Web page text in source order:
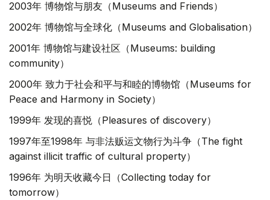
2003年 博物馆与朋友（Museums and Friends）
2002年 博物馆与全球化（Museums and Globalisation）
2001年 博物馆与建设社区（Museums: building
community）
2000年 致力于社会和平与和睦的博物馆（Museums for
Peace and Harmony in Society）
1999年 发现的喜悦（Pleasures of discovery）
1997年至1998年 与非法贩运文物行为斗争（The fight
against illicit traffic of cultural property）
1996年 为明天收藏今日（Collecting today for
tomorrow）